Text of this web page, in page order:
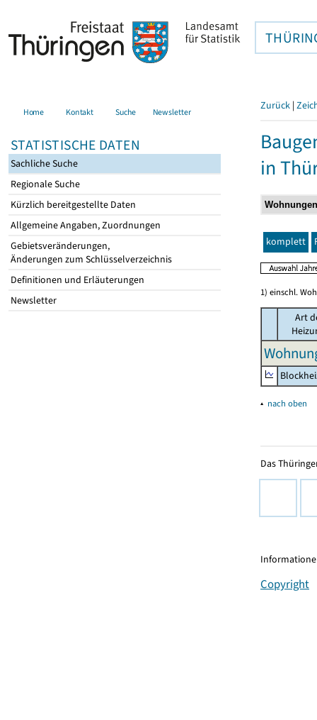
Home Kontakt Suche Newsletter
STATISTISCHE DATEN
Sachliche Suche
Regionale Suche
Kürzlich bereitgestellte Daten
Allgemeine Angaben, Zuordnungen
Gebietsveränderungen,
Änderungen zum Schlüsselverzeichnis
Definitionen und Erläuterungen
Newsletter
Zurück |
in
komplett
1) einschl.
Art
▴ nach oben
Das
Copyright